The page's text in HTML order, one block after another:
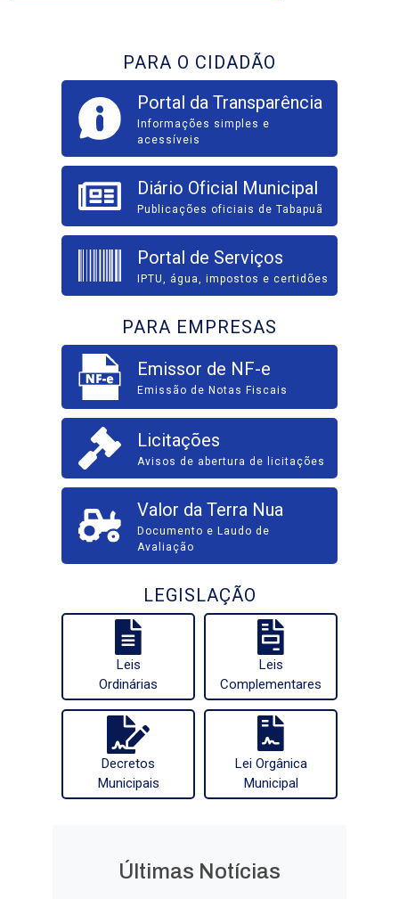
PARA O CIDADÃO
Portal da Transparência
Informações simples e
acessíveis
Diário Oficial Municipal
Publicações oficiais de Tabapuã
Portal de Serviços
IPTU, água, impostos e certidões
PARA EMPRESAS
Emissor de NF-e
Emissão de Notas Fiscais
Licitações
Avisos de abertura de licitações
Valor da Terra Nua
Documento e Laudo de
Avaliação
LEGISLAÇÃO
Leis
Ordinárias
Leis
Complementares
Decretos
Municipais
Lei Orgânica
Municipal
Últimas Notícias